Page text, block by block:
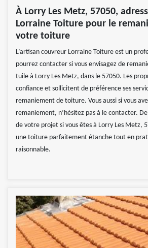
À Lorry Les Metz, 57050,
Lorraine Toiture pour le
votre toiture
L’artisan couvreur Lorraine Toiture est un
pourrez contacter si vous envisagez de
tuile à Lorry Les Metz, dans le 57050. Les
confiance et sollicitent de préférence ses
remaniement de toiture. Vous aussi si vous
remaniement, n’hésitez pas à le contacter.
de votre projet si vous êtes à Lorry Les Metz,
une toiture parfaitement étanche tout en
raisonnable.